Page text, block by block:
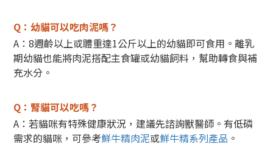
Q：幼貓可以吃肉泥嗎？
A：8週齡以上或體重達1公斤以上的幼貓即可食用。 離乳
期幼貓也能將肉泥搭配主食罐或幼貓飼料，幫助轉食與補
充水分。
Q：腎貓可以吃嗎？
A：若貓咪有特殊健康狀況，建議先諮詢獸醫師。 有低磷
需求的貓咪，可參考鮮牛精肉泥或鮮牛精系列產品 。